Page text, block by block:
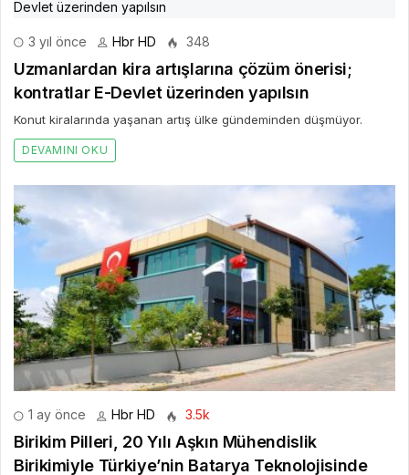
3 yıl önce Hbr HD 348
Uzmanlardan kira artışlarına çözüm önerisi;
kontratlar E-Devlet üzerinden yapılsın
Konut kiralarında yaşanan artış ülke gündeminden düşmüyor.
DEVAMINI OKU
1 ay önce Hbr HD 3.5k
Birikim Pilleri, 20 Yılı Aşkın Mühendislik
Birikimiyle Türkiye’nin Batarya Teknolojisinde